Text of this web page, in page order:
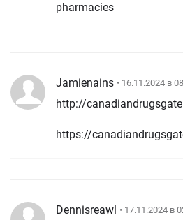
pharmacies
Jamienains • 16.11.2024 в
http://
https://
Dennisreawl • 17.11.2024 в